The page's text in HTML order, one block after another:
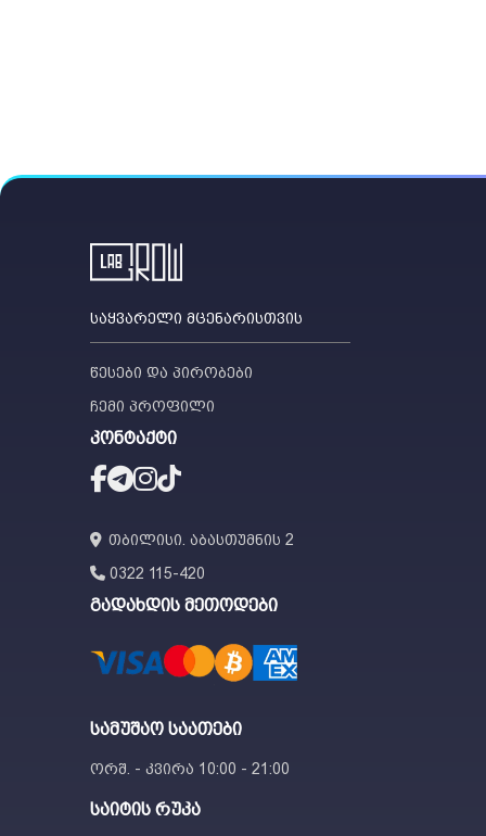
საყვარელი მცენარისთვის
წესები და პირობები
ჩემი პროფილი
კონტაქტი
თბილისი. აბასთუმნის 2
0322 115-420
გადახდის მეთოდები
სამუშაო საათები
ორშ. - კვირა 10:00 - 21:00
საიტის რუკა